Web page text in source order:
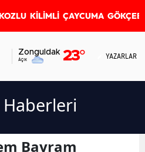
KİLİMLİ ÇAYCUMA
Zonguldak
Açık 23° YAZARLAR
Bayram